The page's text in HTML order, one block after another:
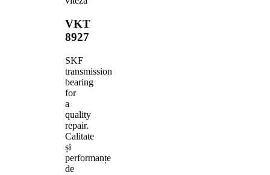
VKT
8927
SKF
transmission
bearing
for
a
quality
repair.
Calitate
și
performanțe
de